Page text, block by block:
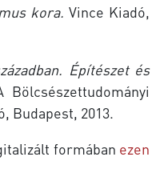
kora. Vince Kiadó,
Építészet és
Bölcsészettudományi
Budapest, 2013.
formában ezen